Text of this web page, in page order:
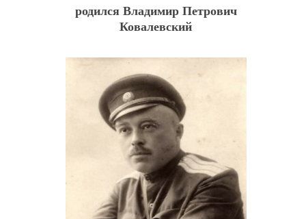
родился Владимир Петрович
Ковалевский